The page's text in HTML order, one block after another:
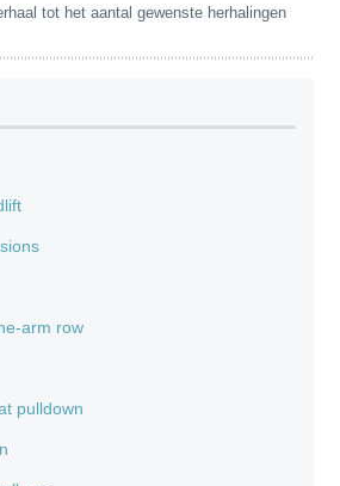
tot het aantal gewenste herhalingen
arm row
pulldown